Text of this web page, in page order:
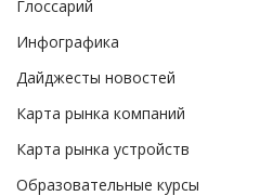
Глоссарий
Инфографика
Дайджесты новостей
Карта рынка компаний
Карта рынка устройств
Образовательные курсы